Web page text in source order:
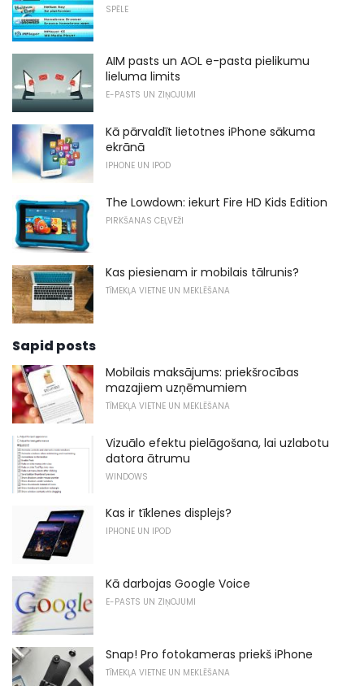
SPĒLE
AIM pasts un AOL e-pasta pielikumu
lieluma limits
E-PASTS UN ZIŅOJUMI
Kā pārvaldīt lietotnes iPhone sākuma
ekrānā
IPHONE UN IPOD
The Lowdown: iekurt Fire HD Kids Edition
PIRKŠANAS CEĻVEŽI
Kas piesienam ir mobilais tālrunis?
TĪMEKĻA VIETNE UN MEKLĒŠANA
Sapid posts
Mobilais maksājums: priekšrocības
mazajiem uzņēmumiem
TĪMEKĻA VIETNE UN MEKLĒŠANA
Vizuālo efektu pielāgošana, lai uzlabotu
datora ātrumu
WINDOWS
Kas ir tīklenes displejs?
IPHONE UN IPOD
Kā darbojas Google Voice
E-PASTS UN ZIŅOJUMI
Snap! Pro fotokameras priekš iPhone
TĪMEKĻA VIETNE UN MEKLĒŠANA